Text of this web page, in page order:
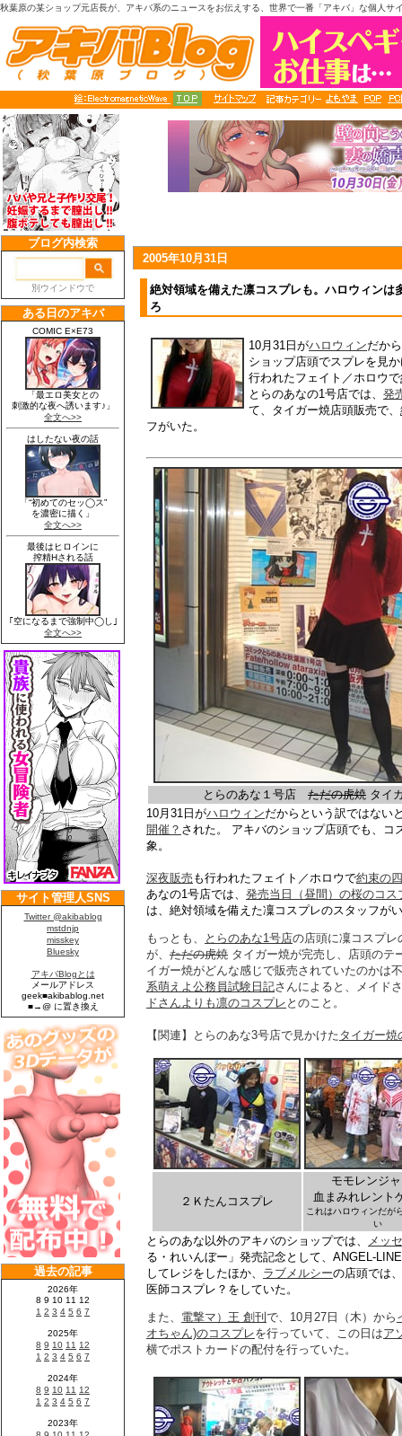
秋葉原の某ショップ元店長が、アキバ系のニュースをお伝えする、世界で一番「アキバ」な個人サ
2005年10月31日
絶対領域を備えた凛コスプレも。ハロウィンは
ろ
10月31日がハロウィンだか
ショップ店頭でスプレを見
行われたフェイト／ホロウで
とらのあなの1号店では、 発
て、タイガー焼店頭販売で、
フがいた。
とらのあな１号店 ただの虎焼 タイ
10月31日がハロウィンだからという訳ではない
開催？ された。 アキバのショップ店頭でも、
象。
深夜販売 も行われたフェイト／ホロウで約束の
あなの1号店では、 発売当日（昼間）の桜のコス
は、絶対領域を備えた凜コスプレのスタッフが
もっとも、 とらのあな1号店の店頭に凜コスプレ
が、 ただの虎焼 タイガー焼が完売し、店頭のテ
イガー焼がどんな感じで販売されていたのかは
系萌えよ公務員試験日記さんによると、メイド
ドさんよりも凛のコスプレ とのこと。
【関連】とらのあな3号店で見かけたタイガー焼
２Ｋたんコスプレ
モモレンジ
血まみれレント
これはハロウィンだが
い
とらのあな以外のアキバのショップでは、
メッ
る・れいんぼー」発売記念として、ANGEL-
してレジをしたほか、 ラブメルシーの店頭では
医師コスプレ？をしていた。
また、 電撃マ）王 創刊 で、10月27日（木）から
オちゃん)のコスプレを行っていて、この日はア
横でポストカードの配付を行っていた。